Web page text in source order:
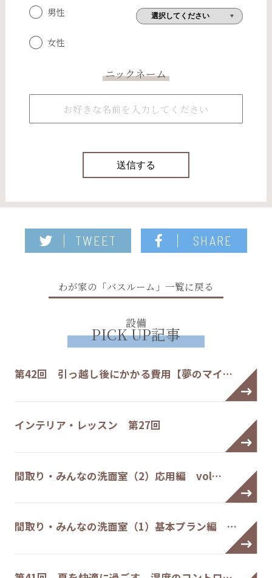
男性
女性
ニックネーム
TWEET SHARE
わが家の「バスルーム」一覧に戻る
設備
PICK UP記事
第42回 引っ越し後にかかる費用【夢のマイ…
インテリア・レッスン 第27回
間取り・みんなの洗面室（2）応用編 vol…
間取り・みんなの洗面室（1）基本プラン編 …